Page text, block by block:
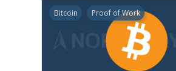
Bitcoin Proof of Work